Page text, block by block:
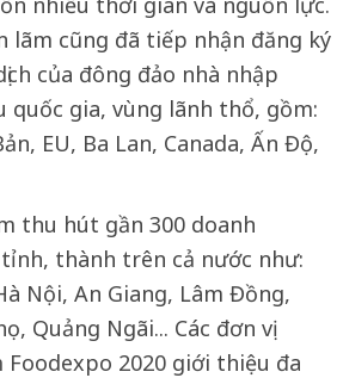
lãm cũng đã tiếp nhận đăng ký
của đông đảo nhà nhập
quốc gia, vùng lãnh thổ, gồm:
EU, Ba Lan, Canada, Ấn Độ,
thu hút gần 300 doanh
thành trên cả nước như:
Nội, An Giang, Lâm Đồng,
Quảng Ngãi... Các đơn vị
2020 giới thiệu đa